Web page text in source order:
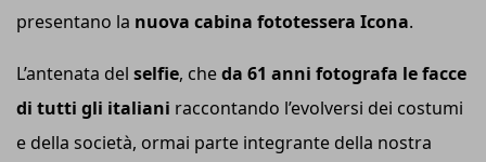
presentano la nuova cabina fototessera Icona.
L’antenata del selfie, cheda 61 anni fotografa le facce
di tutti gli italiani raccontando l’evolversi dei costumi
e della società, ormai parte integrante della nostra